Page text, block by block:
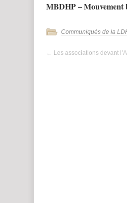
MBDHP – Mouvement
Communiqués de la
← Les associations devant